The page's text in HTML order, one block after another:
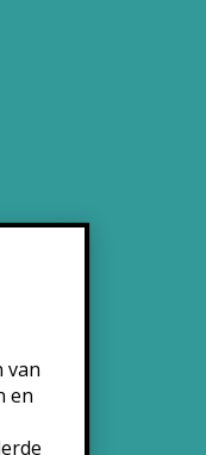
van
en